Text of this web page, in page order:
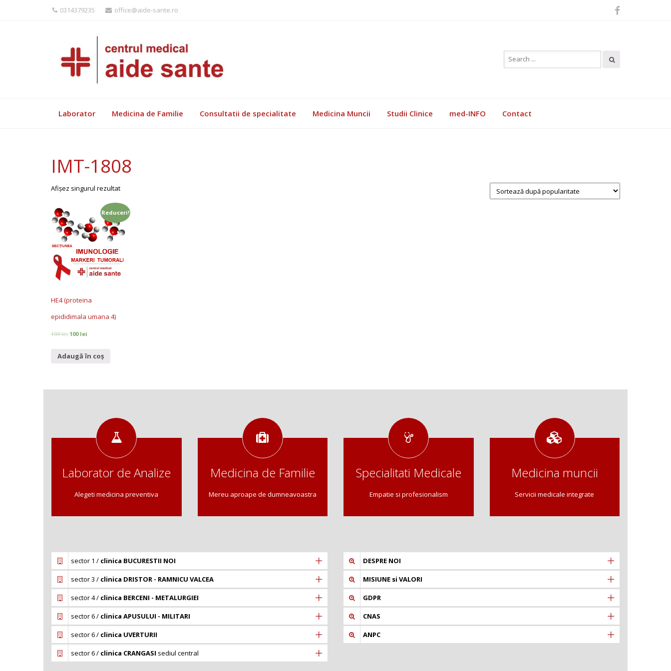
0314379235 office@aide-sante.ro
Laborator Medicina de Familie Consultatii de specialitate Medicina Muncii Studii Clinice med-INFO Contact
IMT-1808
Afișez singurul rezultat
Reduceri!
HE4 (proteina
epididimala umana 4)
100lei 100 lei
Adaugă în coș
Laborator de Analize
Alegeti medicina preventiva
Medicina de Familie
Mereu aproape de dumneavoastra
Specialitati Medicale
Empatie si profesionalism
Medicina muncii
Servicii medicale integrate
sector 1 / clinica BUCURESTII NOI
sector 3 / clinica DRISTOR - RAMNICU VALCEA
sector 4 / clinica BERCENI - METALURGIEI
sector 6 / clinica APUSULUI - MILITARI
sector 6 / clinica UVERTURII
sector 6 / clinica CRANGASI sediul central
DESPRE NOI
MISIUNE si VALORI
GDPR
CNAS
ANPC